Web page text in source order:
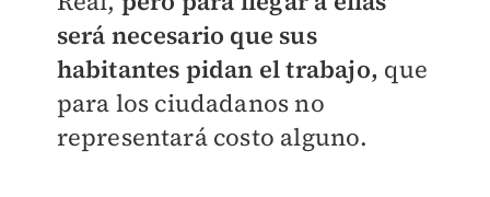
será necesario que sus
habitantes pidan el trabajo, que
para los ciudadanos no
representará costo alguno.